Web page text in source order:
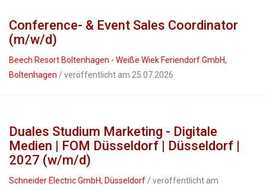
Conference- & Event Sales Coordinator
(m/w/d)
Beech Resort Boltenhagen - Weiße Wiek Feriendorf GmbH,
Boltenhagen / veröffentlicht am 25.07.2026
Duales Studium Marketing - Digitale
Medien | FOM Düsseldorf | Düsseldorf |
2027 (w/m/d)
Schneider Electric GmbH, Düsseldorf / veröffentlicht am